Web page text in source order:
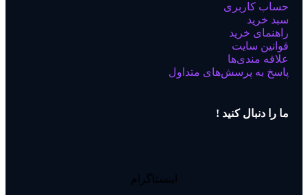
حساب کاربری
سبد خرید
راهنمای خرید
قوانین سایت
علاقه مندی‌ها
پاسخ به پرسش‌های متداول
ما را دنبال کنید !
اینستاگرام